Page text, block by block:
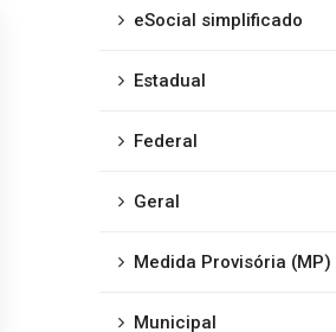
eSocial simplificado
Estadual
Federal
Geral
Medida Provisória (MP)
Municipal